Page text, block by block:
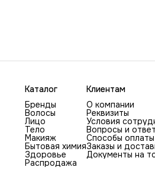
Каталог
Бренды
Волосы
Лицо
Тело
Макияж
Бытовая химия
Здоровье
Распродажа
Клиентам
О компании
Реквизиты
Условия
Вопросы и
Способы оплаты
Заказы и
Документы на